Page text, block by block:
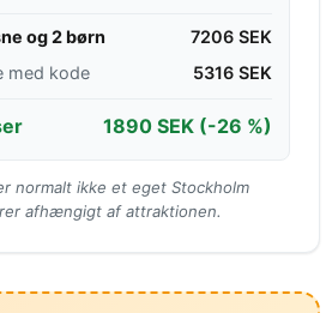
og 2 børn
7206 SEK
med kode
5316 SEK
1890 SEK (-26 %)
normalt ikke et eget Stockholm
afhængigt af attraktionen.